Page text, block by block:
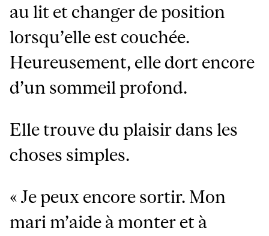
au lit et changer de position
lorsqu’elle est couchée.
Heureusement, elle dort encore
d’un sommeil profond.
Elle trouve du plaisir dans les
choses simples.
« Je peux encore sortir. Mon
mari m’aide à monter et à